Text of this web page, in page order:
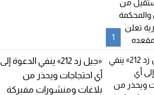
1
«جيل زد 212» ينفي الدعوة إلى
أي احتجاجات ويحذر من
بلاغات ومنشورات مفبركة